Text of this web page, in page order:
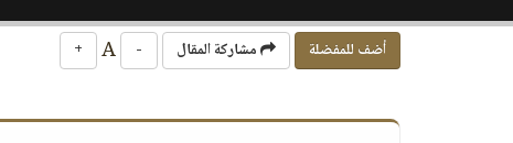
أضف للمفضلة مشاركة المقال -
+